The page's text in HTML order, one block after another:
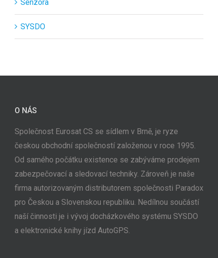
Senzora
SYSDO
O NÁS
Společnost Eurosat CS se sídlem v Brně, je ryze
českou obchodní společností založenou v roce 1995.
Od samého počátku existence se zabýváme prodejem
zabezpečovací a sledovací techniky. Zároveň je naše
firma autorizovaným distributorem společnosti Paradox
pro Českou a Slovenskou republiku. Nedílnou součástí
naší činnosti je i vývoj docházkového systému SYSDO
a elektronické knihy jízd AutoGPS.